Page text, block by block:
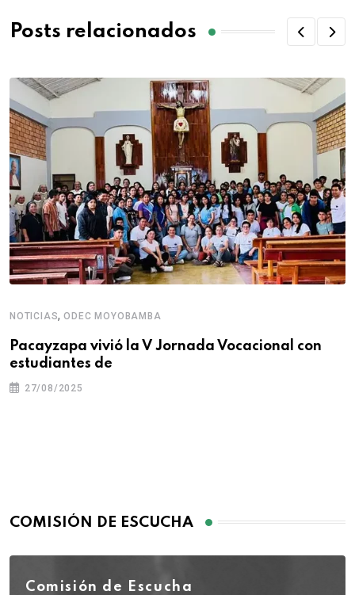
Posts relacionados
NOTICIAS,ODEC MOYOBAMBA
Pacayzapa vivió la V Jornada Vocacional con
estudiantes de
27/08/2025
COMISIÓN DE ESCUCHA
Comisión de Escucha